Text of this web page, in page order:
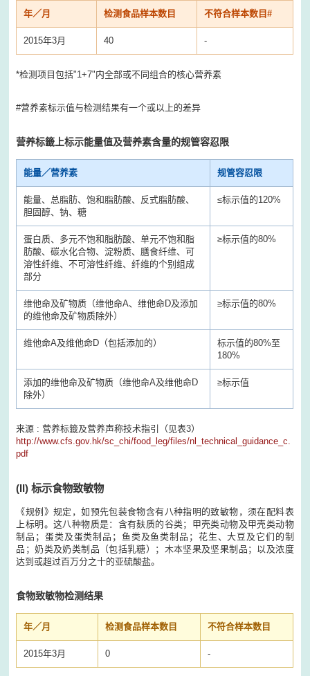
年／月 检测食品样本数目 不符合样本数目#
2015年3月 40 -
*检测项目包括"1+7"内全部或不同组合的核心营养素
#营养素标示值与检测结果有一个或以上的差异
营养标籤上标示能量值及营养素含量的规管容忍限
能量／营养素 规管容忍限
能量、总脂肪、饱和脂肪酸、反式脂肪酸、
胆固醇、钠、糖
≤标示值的120%
蛋白质、多元不饱和脂肪酸、单元不饱和脂
肪酸、碳水化合物、淀粉质、膳食纤维、可
溶性纤维、不可溶性纤维、纤维的个别组成
部分
≥标示值的80%
维他命及矿物质（维他命A、维他命D及添加
的维他命及矿物质除外）
≥标示值的80%
维他命A及维他命D（包括添加的）
标示值的80%至
180%
添加的维他命及矿物质（维他命A及维他命D
除外）
≥标示值
来源 : 营养标籤及营养声称技术指引（见表3）
http://www.cfs.gov.hk/sc_chi/food_leg/files/nl_technical_guidance_c.
pdf
(II)标示食物致敏物
《规例》规定，如预先包装食物含有八种指明的致敏物，须在配料表
上标明。这八种物质是：含有麸质的谷类；甲壳类动物及甲壳类动物
制品；蛋类及蛋类制品；鱼类及鱼类制品；花生、大豆及它们的制
品；奶类及奶类制品（包括乳糖）；木本坚果及坚果制品；以及浓度
达到或超过百万分之十的亚硫酸盐。
食物致敏物检测结果
年／月 检测食品样本数目 不符合样本数目
2015年3月 0 -